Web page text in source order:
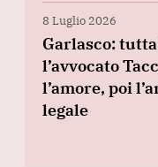
8 Luglio 2026
Garlasco:
l’avvocato
l’amore, poi
legale